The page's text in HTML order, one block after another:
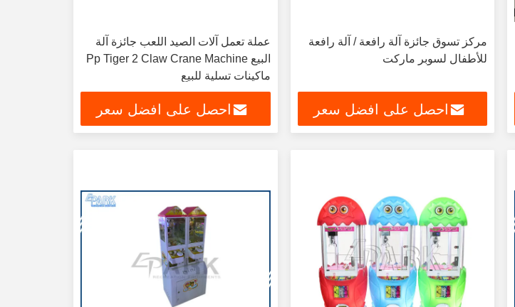
مركز تسوق جائزة آلة رافعة / آلة رافعة
للأطفال لسوبر ماركت
احصل على افضل سعر
عملة تعمل آلات الصيد اللعب جائزة آلة
البيع Pp Tiger 2 Claw Crane Machine
ماكينات تسلية للبيع
احصل على افضل سعر